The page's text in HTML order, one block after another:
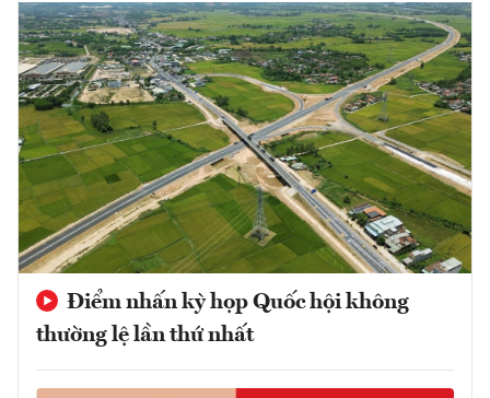
Điểm nhấn kỳ họp Quốc hội không
thường lệ lần thứ nhất